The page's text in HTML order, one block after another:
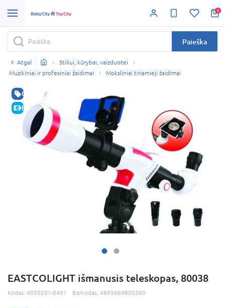
0
Paieška
Atgal
Stiliui, kūrybai, vaizduotei
Muzikiniai ir profesiniai žaidimai
Moksliniai tiriamieji žaidimai
GERA KAINA
E-KAINA
EASTCOLIGHT išmanusis teleskopas, 80038
Kodas: 4050201-0401 Barkodas: 4893669800380